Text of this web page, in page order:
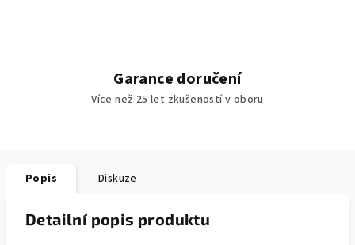
Garance doručení
Více než 25 let zkušeností v oboru
Popis Diskuze
Detailní popis produktu